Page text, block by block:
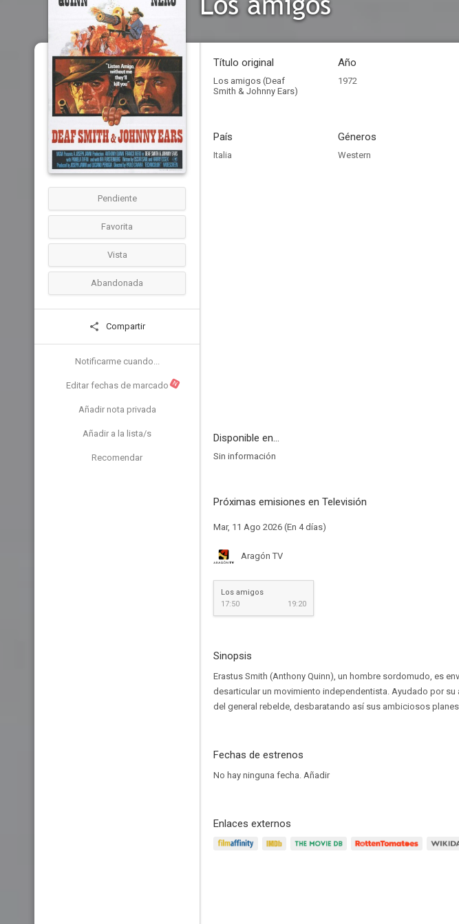
Pendiente
Favorita
Vista
Abandonada
Compartir
Notificarme cuando...
Editar fechas de marcado N
Añadir nota privada
Añadir a la lista/s
Recomendar
Título original
Los amigos (Deaf
Smith & Johnny Ears)
Año
1972
País
Italia
Géneros
Western
Disponible en...
Sin información
Próximas emisiones en Televisión
Mar, 11 Ago 2026 (En 4 días)
Aragón TV
Los amigos
17:50
19:20
Sinopsis
Erastus Smith (Anthony Quinn), un hombre sordomudo, es
desarticular un movimiento independentista. Ayudado por
del general rebelde, desbaratando así sus ambiciosos
Fechas de estrenos
No hay ninguna fecha. Añadir
Enlaces externos